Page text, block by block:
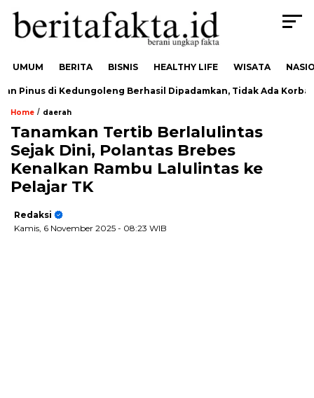
UMUM BERITA BISNIS HEALTHY LIFE WISATA
Pinus di Kedungoleng Berhasil Dipadamkan, Tidak Ada Korban
Home / daerah
Tanamkan Tertib Berlalulintas
Sejak Dini, Polantas Brebes
Kenalkan Rambu Lalulintas ke
Pelajar TK
Redaksi
Kamis, 6 November 2025 - 08:23 WIB